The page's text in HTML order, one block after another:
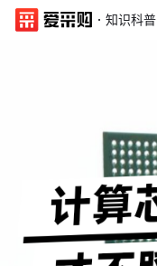
· 知识科普